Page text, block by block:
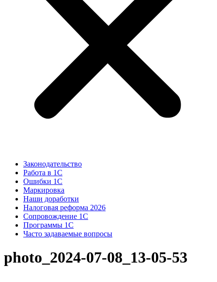
Законодательство
Работа в 1С
Ошибки 1С
Маркировка
Наши доработки
Налоговая реформа 2026
Сопровождение 1С
Программы 1С
Часто задаваемые вопросы
photo_2024-07-08_13-05-53